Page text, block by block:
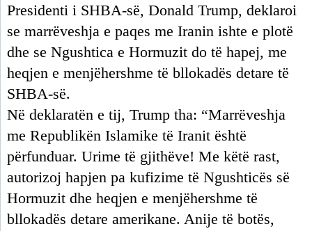
Presidenti i SHBA-së, Donald Trump, deklaroi
se marrëveshja e paqes me Iranin ishte e plotë
dhe se Ngushtica e Hormuzit do të hapej, me
heqjen e menjëhershme të bllokadës detare të
SHBA-së.
Në deklaratën e tij, Trump tha: “Marrëveshja
me Republikën Islamike të Iranit është
përfunduar. Urime të gjithëve! Me këtë rast,
autorizoj hapjen pa kufizime të Ngushticës së
Hormuzit dhe heqjen e menjëhershme të
bllokadës detare amerikane. Anije të botës,